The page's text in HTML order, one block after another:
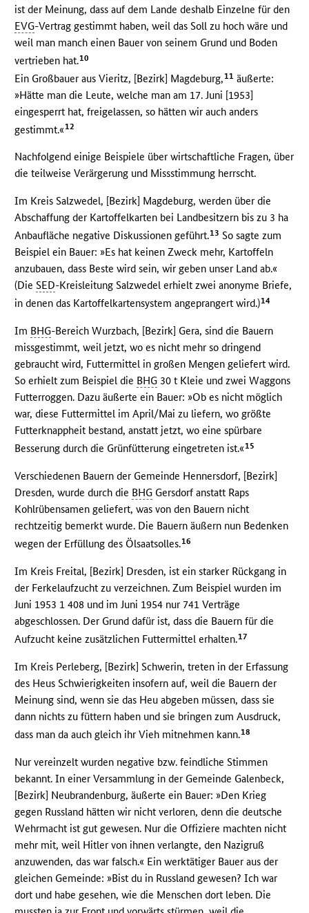
ist der Meinung, dass auf dem Lande deshalb Einzelne für den
EVG-Vertrag gestimmt haben, weil das Soll zu hoch wäre und
weil man manch einen Bauer von seinem Grund und Boden
vertrieben hat.10
Ein Großbauer aus Vieritz, [Bezirk] Magdeburg,11 äußerte:
»Hätte man die Leute, welche man am 17. Juni [1953]
eingesperrt hat, freigelassen, so hätten wir auch anders
gestimmt.«12
Nachfolgend einige Beispiele über wirtschaftliche Fragen, über
die teilweise Verärgerung und Missstimmung herrscht.
Im Kreis Salzwedel, [Bezirk] Magdeburg, werden über die
Abschaffung der Kartoffelkarten bei Landbesitzern bis zu 3 ha
Anbaufläche negative Diskussionen geführt.13 So sagte zum
Beispiel ein Bauer: »Es hat keinen Zweck mehr, Kartoffeln
anzubauen, dass Beste wird sein, wir geben unser Land ab.«
(DieSED-Kreisleitung Salzwedel erhielt zwei anonyme Briefe,
in denen das Kartoffelkartensystem angeprangert wird.)14
Im BHG-Bereich Wurzbach, [Bezirk] Gera, sind die Bauern
missgestimmt, weil jetzt, wo es nicht mehr so dringend
gebraucht wird, Futtermittel in großen Mengen geliefert wird.
So erhielt zum Beispiel die BHG 30 t Kleie und zwei Waggons
Futterroggen. Dazu äußerte ein Bauer: »Ob es nicht möglich
war, diese Futtermittel im April/Mai zu liefern, wo größte
Futterknappheit bestand, anstatt jetzt, wo eine spürbare
Besserung durch die Grünfütterung eingetreten ist.«15
Verschiedenen Bauern der Gemeinde Hennersdorf, [Bezirk]
Dresden, wurde durch die BHG Gersdorf anstatt Raps
Kohlrübensamen geliefert, was von den Bauern nicht
rechtzeitig bemerkt wurde. Die Bauern äußern nun Bedenken
wegen der Erfüllung des Ölsaatsolles.16
Im Kreis Freital, [Bezirk] Dresden, ist ein starker Rückgang in
der Ferkelaufzucht zu verzeichnen. Zum Beispiel wurden im
Juni 1953 1 408 und im Juni 1954 nur 741 Verträge
abgeschlossen. Der Grund dafür ist, dass die Bauern für die
Aufzucht keine zusätzlichen Futtermittel erhalten.17
Im Kreis Perleberg, [Bezirk] Schwerin, treten in der Erfassung
des Heus Schwierigkeiten insofern auf, weil die Bauern der
Meinung sind, wenn sie das Heu abgeben müssen, dass sie
dann nichts zu füttern haben und sie bringen zum Ausdruck,
dass man da auch gleich ihr Vieh mitnehmen kann.18
Nur vereinzelt wurden negative bzw. feindliche Stimmen
bekannt. In einer Versammlung in der Gemeinde Galenbeck,
[Bezirk] Neubrandenburg, äußerte ein Bauer: »Den Krieg
gegen Russland hätten wir nicht verloren, denn die deutsche
Wehrmacht ist gut gewesen. Nur die Offiziere machten nicht
mehr mit, weil Hitler von ihnen verlangte, den Nazigruß
anzuwenden, das war falsch.« Ein werktätiger Bauer aus der
gleichen Gemeinde: »Bist du in Russland gewesen? Ich war
dort und habe gesehen, wie die Menschen dort leben. Die